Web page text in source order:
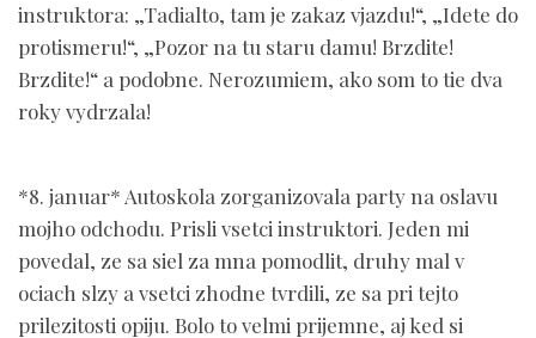
instruktora: „Tadialto, tam je zakaz vjazdu!“, „Idete do
protismeru!“, „Pozor na tu staru damu! Brzdite!
Brzdite!“ a podobne. Nerozumiem, ako som to tie dva
roky vydrzala!
*8. januar* Autoskola zorganizovala party na oslavu
mojho odchodu. Prisli vsetci instruktori. Jeden mi
povedal, ze sa siel za mna pomodlit, druhy mal v
ociach slzy a vsetci zhodne tvrdili, ze sa pri tejto
prilezitosti opiju. Bolo to velmi prijemne, aj ked si